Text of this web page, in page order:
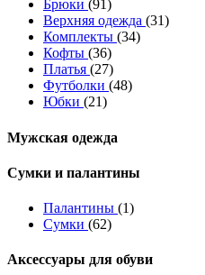
Брюки (91)
Верхняя одежда (31)
Комплекты (34)
Кофты (36)
Платья (27)
Футболки (48)
Юбки (21)
Мужская одежда
Сумки и палантины
Палантины (1)
Сумки (62)
Аксессуары для обуви